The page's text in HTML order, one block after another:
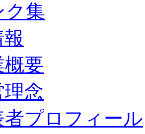
ク集
概要
念
者プロフィール